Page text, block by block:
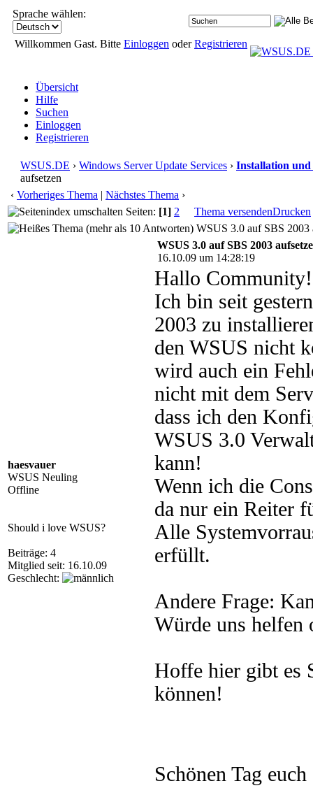
Sprache wählen:
Willkommen Gast. Bitte Einloggen oderRegistrieren
Übersicht
Hilfe
Suchen
Einloggen
Registrieren
WSUS.DE › Windows Server Update Services › Installation
aufsetzen
‹ Vorheriges Thema | Nächstes Thema ›
Seiten: [1] 2 Thema versendenDrucken
WSUS 3.0 auf SBS 2003
haesvauer
WSUS Neuling
Offline
Should i love WSUS?
Beiträge: 4
Mitglied seit: 16.10.09
Geschlecht:
WSUS 3.0 auf SBS 2003
16.10.09 um 14:28:19
Hallo Community!
Ich bin seit
2003 zu
den WSUS nicht
wird auch ein
nicht mit dem
dass ich den
WSUS 3.0
kann!
Wenn ich die
da nur ein Reiter
Alle
erfüllt.
Andere Frage:
Würde uns helfen
Hoffe hier gibt es
können!
Schönen Tag